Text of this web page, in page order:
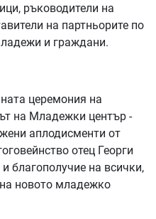
ръководители на
на партньорите по
и граждани.
церемония на
на Младежки център -
аплодисменти от
отец Георги
благополучие на всички,
новото младежко